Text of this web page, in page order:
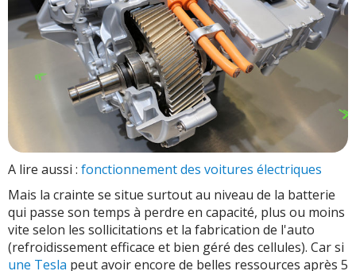
A lire aussi : fonctionnement des voitures électriques
Mais la crainte se situe surtout au niveau de la batterie
qui passe son temps à perdre en capacité, plus ou moins
vite selon les sollicitations et la fabrication de l'auto
(refroidissement efficace et bien géré des cellules). Car si
une Tesla peut avoir encore de belles ressources après 5